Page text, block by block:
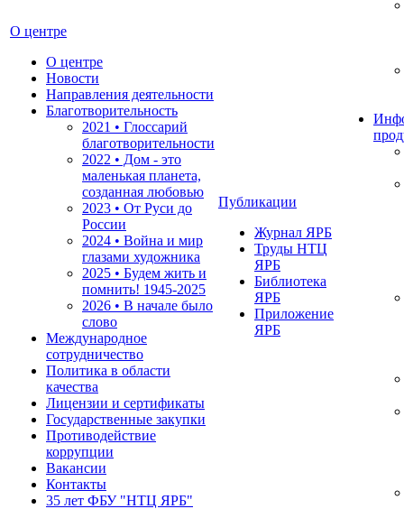
О центре
О центре
Новости
Направления деятельности
Благотворительность
2021 • Глоссарий
благотворительности
2022 • Дом - это
маленькая планета,
созданная любовью
2023 • От Руси до
России
2024 • Война и мир
глазами художника
2025 • Будем жить и
помнить! 1945-2025
2026 • В начале было
слово
Международное
сотрудничество
Политика в области
качества
Лицензии и сертификаты
Государственные закупки
Противодействие
коррупции
Вакансии
Контакты
35 лет ФБУ "НТЦ ЯРБ"
Публикации
Журнал ЯРБ
Труды НТЦ
ЯРБ
Библиотека
ЯРБ
Приложение
ЯРБ